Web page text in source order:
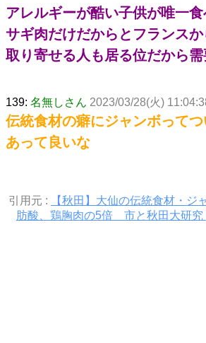
アレルギーが酷い子供が唯一
サギ肉だけだからとフランス
取り寄せる人も居る位だから
139: 名無しさん 2023/03/28(火)
伝統食材の癖にジャンボって
あって良いな
引用元 :
【秋田】大仙の伝統食材・
肪酸、鶏胸肉の5倍 市と秋田大研究